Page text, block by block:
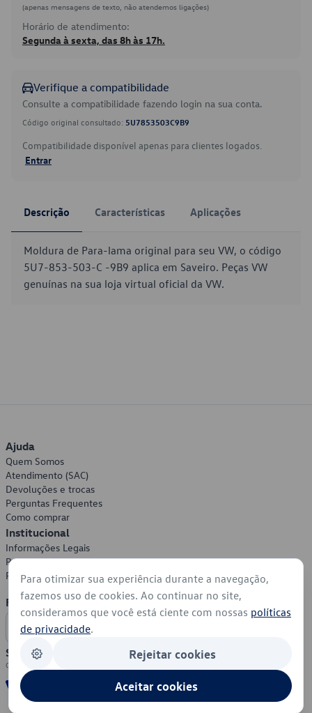
(apenas mensagens de texto, não atendemos ligações)
Horário de atendimento:
Segunda à sexta, das 8h às 17h.
Verifique a compatibilidade
Consulte a compatibilidade fazendo login na sua conta.
Código original consultado: 5U7853503C9B9
Compatibilidade disponível apenas para clientes logados.
Entrar
Descrição Características Aplicações
Moldura de Para-lama original para seu VW, o código
5U7-853-503-C -9B9 aplica em Saveiro. Peças VW
genuínas na sua loja virtual oficial da VW.
Ajuda
Quem Somos
Atendimento (SAC)
Devoluções e trocas
Perguntas Frequentes
Como comprar
Institucional
Informações Legais
Política de Privacidade
Política de Cookies
Formas de Pagamento
Segurança
Para otimizar sua experiência durante a navegação,
fazemos uso de cookies. Ao continuar no site,
consideramos que você está ciente com nossas políticas
de privacidade.
Rejeitar cookies
Aceitar cookies